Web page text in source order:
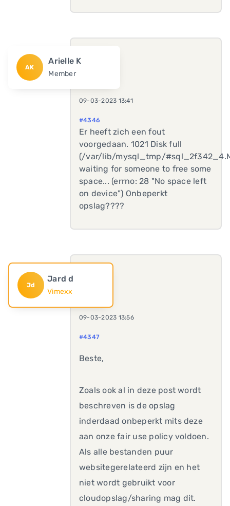
AK
Arielle K
Member
09-03-2023 13:41
#4346
Er heeft zich een fout
voorgedaan. 1021 Disk full
(/var/lib/mysql_tmp/
waiting for someone to free some
space... (errno: 28 "No space left
on device") Onbeperkt
opslag????
Jd
Jard d
Vimexx
09-03-2023 13:56
#4347
Beste,
Zoals ook al in deze post wordt
beschreven is de opslag
inderdaad onbeperkt mits deze
aan onze fair use policy voldoen.
Als alle bestanden puur
websitegerelateerd zijn en het
niet wordt gebruikt voor
cloudopslag/sharing mag dit.